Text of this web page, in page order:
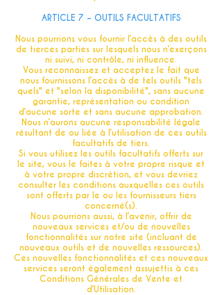
ARTICLE 7 – OUTILS FACULTATIFS
Nous pourrions vous fournir l’accès à des outils
de tierces parties sur lesquels nous n’exerçons
ni suivi, ni contrôle, ni influence.
Vous reconnaissez et acceptez le fait que
nous fournissons l’accès à de tels outils "tels
quels" et "selon la disponibilité", sans aucune
garantie, représentation ou condition
d’aucune sorte et sans aucune approbation.
Nous n’aurons aucune responsabilité légale
résultant de ou liée à l’utilisation de ces outils
facultatifs de tiers.
Si vous utilisez les outils facultatifs offerts sur
le site, vous le faites à votre propre risque et
à votre propre discrétion, et vous devriez
consulter les conditions auxquelles ces outils
sont offerts par le ou les fournisseurs tiers
concerné(s).
Nous pourrions aussi, à l’avenir, offrir de
nouveaux services et/ou de nouvelles
fonctionnalités sur notre site (incluant de
nouveaux outils et de nouvelles ressources).
Ces nouvelles fonctionnalités et ces nouveaux
services seront également assujettis à ces
Conditions Générales de Vente et
d’Utilisation.